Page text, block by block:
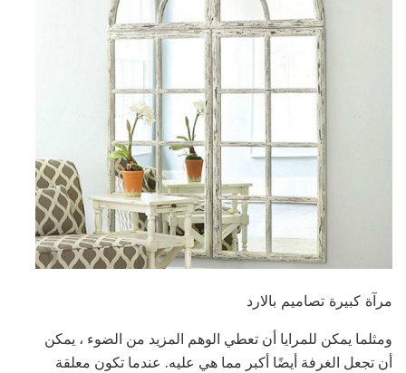
مرآة كبيرة تصاميم بالارد
ومثلما يمكن للمرايا أن تعطي الوهم المزيد من الضوء ، يمكن
أن تجعل الغرفة أيضًا أكبر مما هي عليه. عندما تكون معلقة